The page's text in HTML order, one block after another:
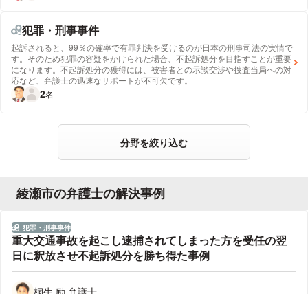
犯罪・刑事事件
起訴されると、99％の確率で有罪判決を受けるのが日本の刑事司法の実情で
す。そのため犯罪の容疑をかけられた場合、不起訴処分を目指すことが重要
になります。不起訴処分の獲得には、被害者との示談交渉や捜査当局への対
応など、弁護士の迅速なサポートが不可欠です。
2名
分野を絞り込む
綾瀬市の弁護士の解決事例
犯罪・刑事事件
分野
重大交通事故を起こし逮捕されてしまった方を受任の翌
日に釈放させ不起訴処分を勝ち得た事例